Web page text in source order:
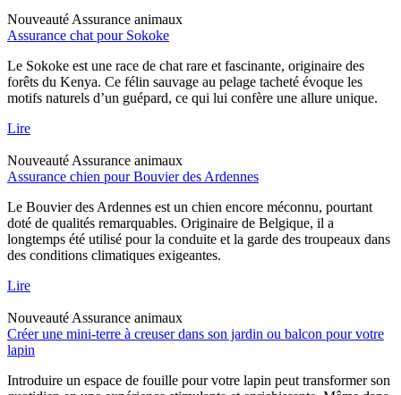
Nouveauté Assurance animaux
Assurance chat pour Sokoke
Le Sokoke est une race de chat rare et fascinante, originaire des
forêts du Kenya. Ce félin sauvage au pelage tacheté évoque les
motifs naturels d’un guépard, ce qui lui confère une allure unique.
Lire
Nouveauté Assurance animaux
Assurance chien pour Bouvier des Ardennes
Le Bouvier des Ardennes est un chien encore méconnu, pourtant
doté de qualités remarquables. Originaire de Belgique, il a
longtemps été utilisé pour la conduite et la garde des troupeaux dans
des conditions climatiques exigeantes.
Lire
Nouveauté Assurance animaux
Créer une mini-terre à creuser dans son jardin ou balcon pour votre
lapin
Introduire un espace de fouille pour votre lapin peut transformer son